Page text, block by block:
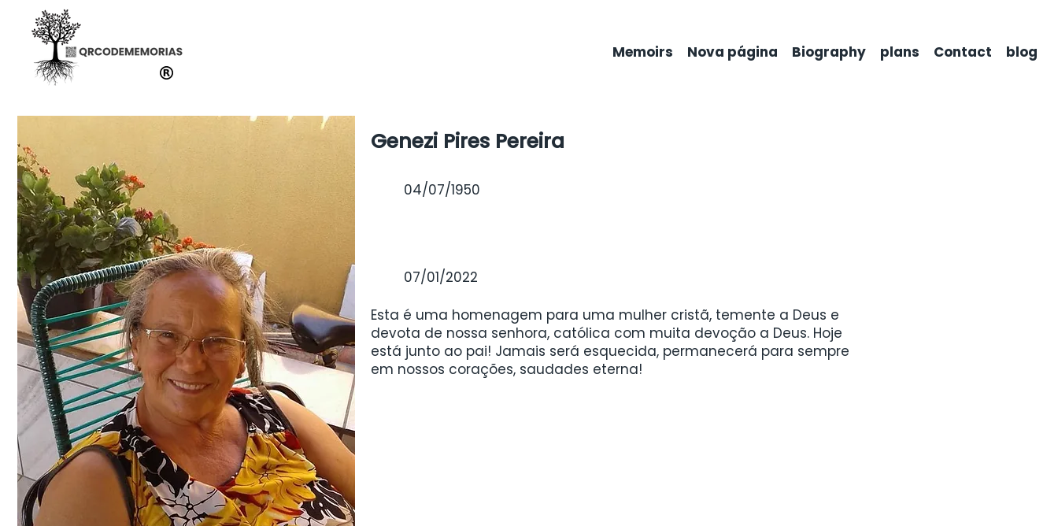
Memoirs Nova página Biography plans Contact blog
Genezi Pires Pereira
04/07/1950
07/01/2022
Esta é uma homenagem para uma mulher cristã, temente a Deus e
devota de nossa senhora, católica com muita devoção a Deus. Hoje
está junto ao pai! Jamais será esquecida, permanecerá para sempre
em nossos corações, saudades eterna!